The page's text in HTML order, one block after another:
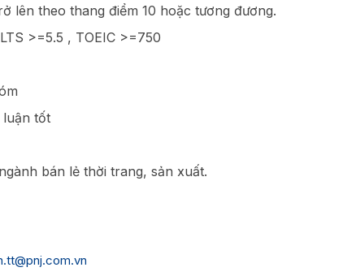
lên theo thang điểm 10 hoặc tương đương.
>=5.5 , TOEIC >=750
luận tốt
bán lẻ thời trang, sản xuất.